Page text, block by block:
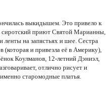
выкидышем. Это привело к
сиротский приют Святой Марианны,
ленты на запястьях и шее. Сестра
и привезла её в Америку),
Коулманов, 12-летний Дэниэл,
отлично рисует и
старомодные платья.